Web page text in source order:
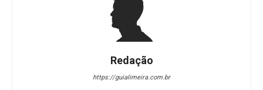
Redação
https://guialimeira.com.br